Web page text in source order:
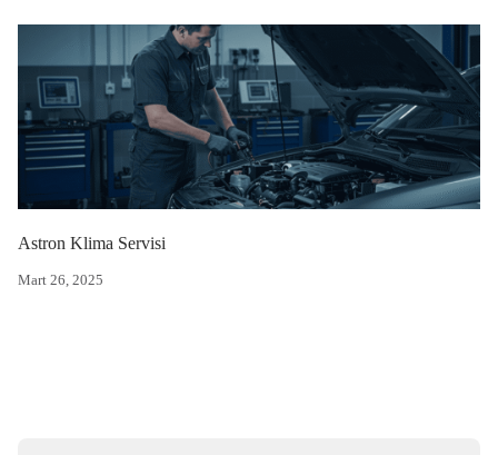
Mart 26, 2025
Astron Klima Servisi